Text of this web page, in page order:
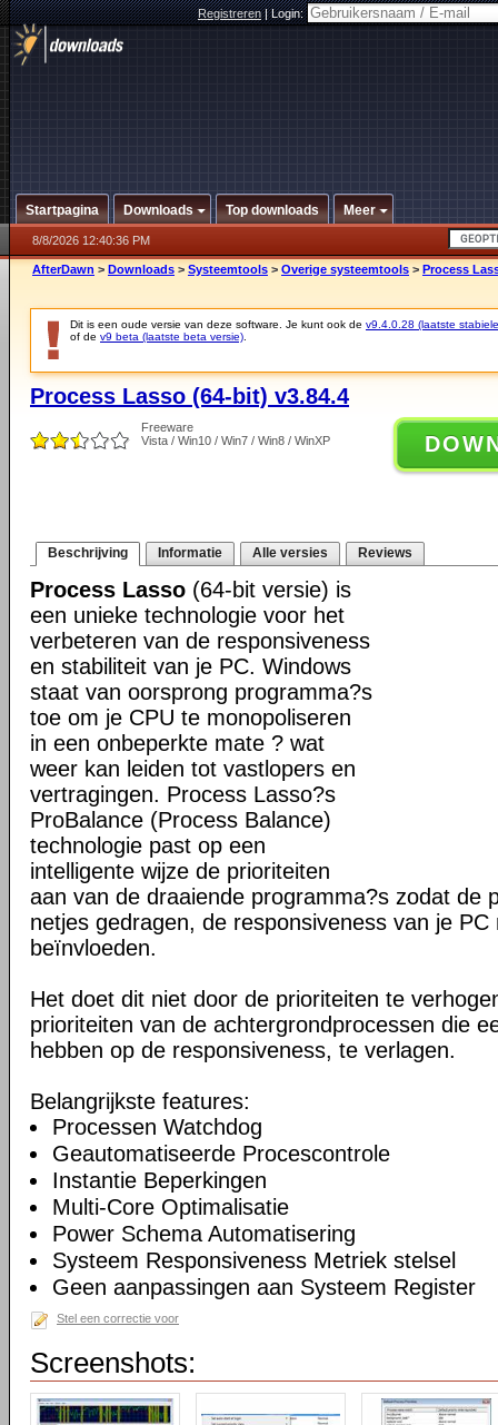
Registreren|Login:
Startpagina Downloads Top downloads Meer
8/8/2026 12:40:36 PM
AfterDawn > Downloads > Systeemtools > Overige systeemtools > Process
Dit is een oude versie van deze software. Je kunt ook de v9.4.0.28 (laatste
of de v9 beta (laatste beta versie)
Process Lasso (64-bit) v3.84.4
Freeware
Vista / Win10 / Win7 / Win8 / WinXP
Beschrijving Informatie Alle versies Reviews
Process Lasso (64-bit versie) is
een unieke technologie voor het
verbeteren van de responsiveness
en stabiliteit van je PC. Windows
staat van oorsprong programma?s
toe om je CPU te monopoliseren
in een onbeperkte mate ? wat
weer kan leiden tot vastlopers en
vertragingen. Process Lasso?s
ProBalance (Process Balance)
technologie past op een
intelligente wijze de prioriteiten
aan van de draaiende programma?s zodat de
netjes gedragen, de responsiveness van je PC
beïnvloeden.
Het doet dit niet door de prioriteiten te
prioriteiten van de achtergrondprocessen die
hebben op de responsiveness, te verlagen.
Belangrijkste features:
Processen Watchdog
Geautomatiseerde Procescontrole
Instantie Beperkingen
Multi-Core Optimalisatie
Power Schema Automatisering
Systeem Responsiveness Metriek stelsel
Geen aanpassingen aan Systeem Register
Stel een correctie voor
Screenshots: